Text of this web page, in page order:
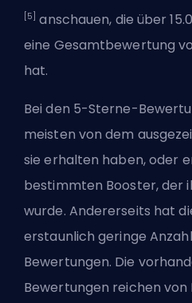
[5] anschauen, die über
eine Gesamtbewertung
hat.
Bei den 5-Sterne-
meisten von dem
sie erhalten haben, oder
bestimmten Booster, der
wurde. Andererseits hat
erstaunlich geringe
Bewertungen. Die
Bewertungen reichen